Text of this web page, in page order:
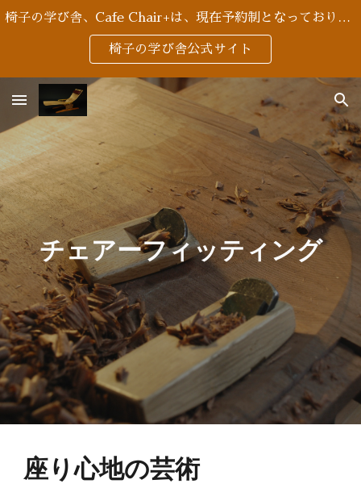
椅子の学び舎、Cafe Chair+は、現在予約制となっております。
椅子の学び舎公式サイト
チェアーフィッティング
座り心地の芸術